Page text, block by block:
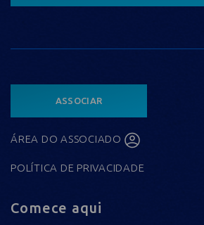
ASSOCIAR
ÁREA DO ASSOCIADO
POLÍTICA DE PRIVACIDADE
Comece aqui